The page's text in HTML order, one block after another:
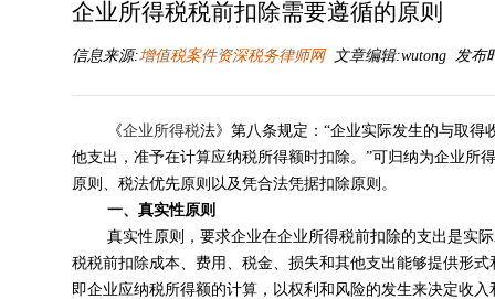
企业所得税税前扣除需要遵循的原则
信息来源:增值税案件资深税务律师网文章编辑:wutong 发布
《企业所得税法》第八条规定：“企业实际发生的与取
他支出，准予在计算应纳税所得额时扣除。”可归纳为企业所
原则、税法优先原则以及凭合法凭据扣除原则。
一、真实性原则
真实性原则，要求企业在企业所得税前扣除的支出是实
税税前扣除成本、费用、税金、损失和其他支出能够提供形
即企业应纳税所得额的计算，以权利和风险的发生来决定收